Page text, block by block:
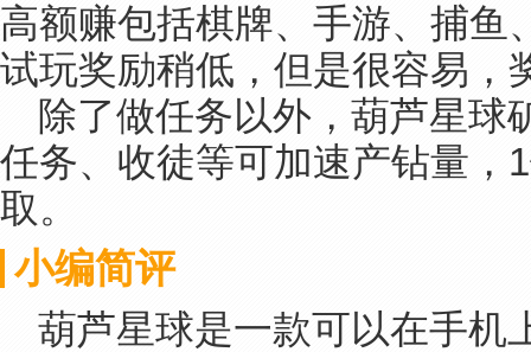
高额赚包括棋牌、手游、捕鱼
试玩奖励稍低，但是很容易，
除了做任务以外，葫芦星球
任务、收徒等可加速产钻量，
取。
小编简评
葫芦星球是一款可以在手机